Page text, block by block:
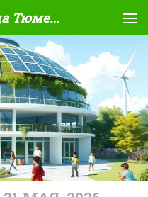
МБОУ ООШ № 76 города Тюмени